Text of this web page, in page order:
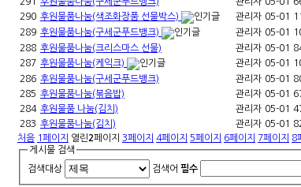
290 후원물품나눔(색조화장품 선물박스) 관리자 05-01
289 후원물품나눔(구세군푸드뱅크) 관리자 05-01
288 후원물품나눔(크리스마스 선물) 관리자 05-01
287 후원물품나눔(케익크) 관리자 05-01
286 후원물품나눔(구세군푸드뱅크) 관리자 05-01
285 후원물품나눔(볶음밥) 관리자 05-01
284 후원물품 나눔(김치) 관리자 05-01
283 후원물품나눔(김치) 관리자 05-01
처음 1 페이지 열린2페이지 3페이지 4페이지 5페이지 6페이지 7페이지 8
게시물 검색
검색대상 검색어 필수